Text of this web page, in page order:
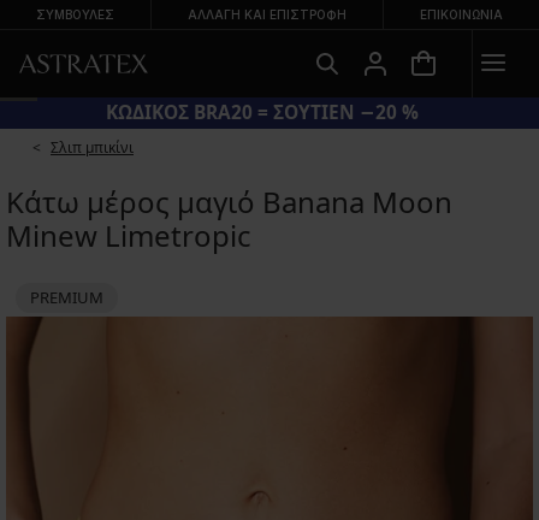
ΣΥΜΒΟΥΛΕΣ ΑΛΛΑΓΉ ΚΑΙ ΕΠΙΣΤΡΟΦΉ ΕΠΙΚΟΙΝΩΝΊΑ
ΚΩΔΙΚΟΣ BRA20 = ΣΟΥΤΙΕΝ −20 %
Σλιπ μπικίνι
Κάτω μέρος μαγιό Banana Moon
Minew Limetropic
PREMIUM